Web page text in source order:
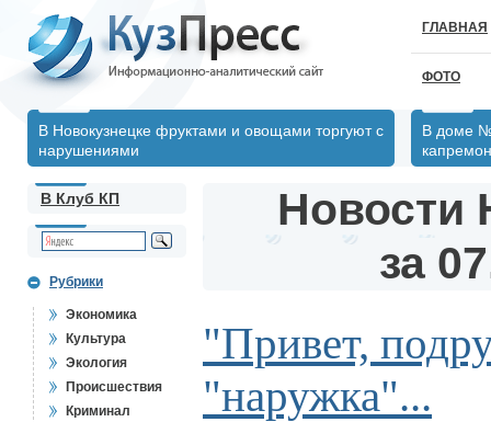
ГЛАВНАЯ
ФОТО
В Новокузнецке фруктами и овощами торгуют с
нарушениями
В доме
В Клуб КП
Рубрики
Экономика
Культура
Экология
Происшествия
Криминал
Новости
за
"Привет,
"наружка"...